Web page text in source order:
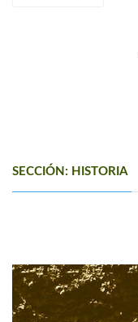
SECCIÓN: HISTORIA